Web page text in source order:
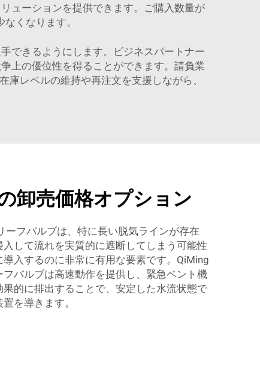
ューションを提供できます。ご購入数量が
くなります。
できるようにします。ビジネスパートナー
上の優位性を得ることができます。請負業
レベルの維持や再注文を支援しながら、
卸売価格オプション
ーフバルブは、特に長い脱気ラインが存在
して流れを実質的に遮断してしまう可能性
入するのに非常に有用な要素です。QiMing
バルブは高速動作を提供し、緊急ベント機
的に排出することで、安定した水流状態で
を導きます。